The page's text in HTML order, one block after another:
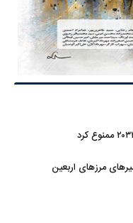
مرزهای اربعین